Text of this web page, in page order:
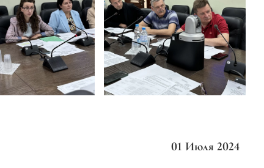
01 Июля 2024